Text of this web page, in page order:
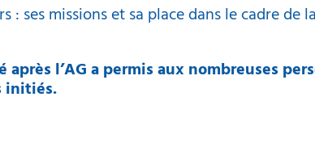
: ses missions et sa place dans le cadre de
l’AG a permis aux nombreuses
initiés.